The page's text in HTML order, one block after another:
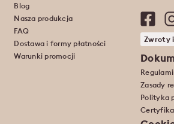
Blog
Nasza produkcja
FAQ
Dostawa i formy płatności
Warunki promocji
Zwroty
Zasady
Polityka